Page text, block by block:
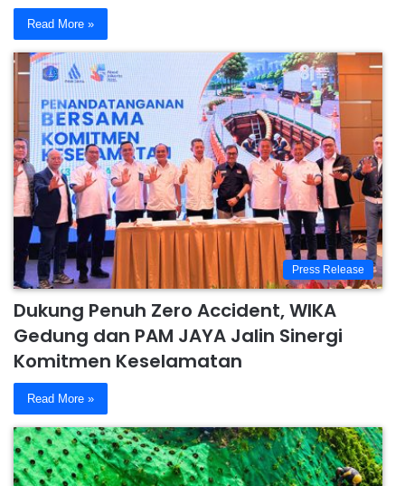
Read More »
Press Release
Dukung Penuh Zero Accident, WIKA
Gedung dan PAM JAYA Jalin Sinergi
Komitmen Keselamatan
Read More »